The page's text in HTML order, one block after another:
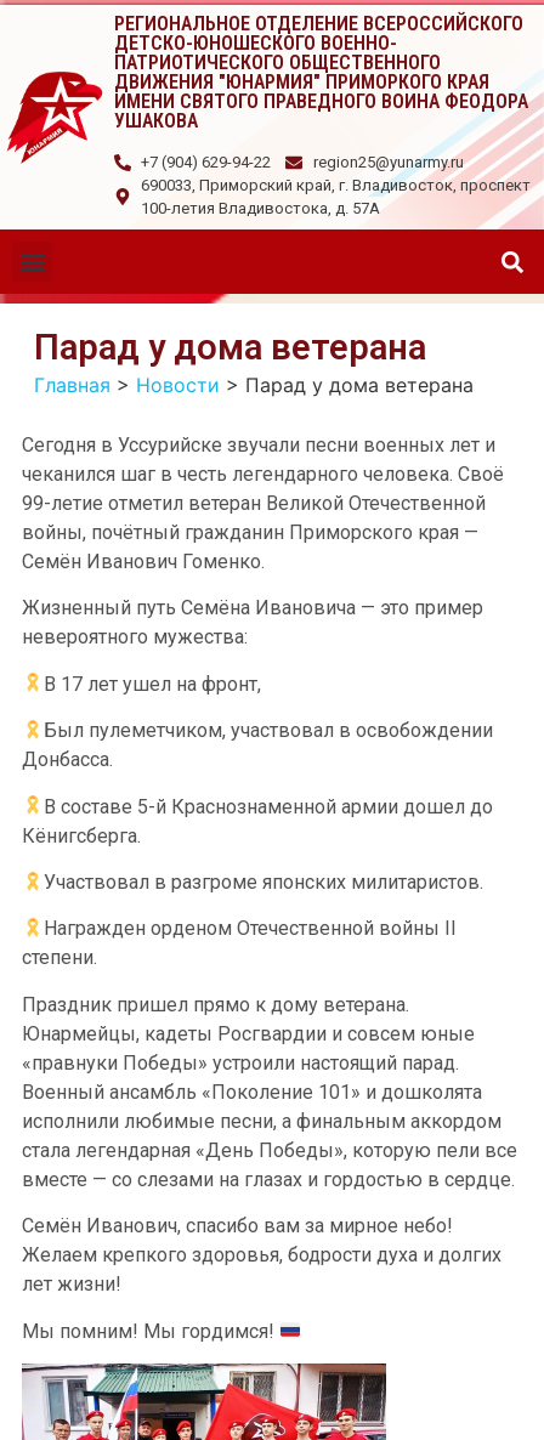
РЕГИОНАЛЬНОЕ ОТДЕЛЕНИЕ ВСЕРОССИЙСКОГО
ДЕТСКО-ЮНОШЕСКОГО ВОЕННО-
ПАТРИОТИЧЕСКОГО ОБЩЕСТВЕННОГО
ДВИЖЕНИЯ "ЮНАРМИЯ" ПРИМОРКОГО КРАЯ
ИМЕНИ СВЯТОГО ПРАВЕДНОГО ВОИНА ФЕОДОРА
УШАКОВА
+7 (904) 629-94-22
region25@yunarmy.ru
690033, Приморский край, г. Владивосток, проспект
100-летия Владивостока, д. 57А
Парад у дома ветерана
Главная > Новости > Парад у дома ветерана
Сегодня в Уссурийске звучали песни военных лет и
чеканился шаг в честь легендарного человека. Своё
99-летие отметил ветеран Великой Отечественной
войны, почётный гражданин Приморского края —
Семён Иванович Гоменко.
Жизненный путь Семёна Ивановича — это пример
невероятного мужества:
В 17 лет ушел на фронт,
Был пулеметчиком, участвовал в освобождении
Донбасса.
В составе 5-й Краснознаменной армии дошел до
Кёнигсберга.
Участвовал в разгроме японских милитаристов.
Награжден орденом Отечественной войны II
степени.
Праздник пришел прямо к дому ветерана.
Юнармейцы, кадеты Росгвардии и совсем юные
«правнуки Победы» устроили настоящий парад.
Военный ансамбль «Поколение 101» и дошколята
исполнили любимые песни, а финальным аккордом
стала легендарная «День Победы», которую пели все
вместе — со слезами на глазах и гордостью в сердце.
Семён Иванович, спасибо вам за мирное небо!
Желаем крепкого здоровья, бодрости духа и долгих
лет жизни!
Мы помним! Мы гордимся!